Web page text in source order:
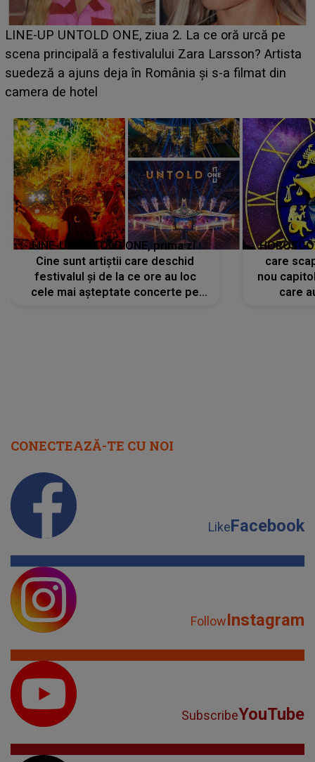
Ce a dezvăluit noua concurentă din "Casa Iubirii" l-a
luat prin surprindere pe Emanuel. CINE ESTE
BĂIATUL VIZAT de Alexandra?! Aflându-se în fața
faptului împlinit, A RECUNOSCUT IMEDIAT: "Am
LINE-UP UNTOLD ONE, prima zi.
Cine sunt artiștii care deschid
festivalul și de la ce ore au loc
cele mai așteptate concerte pe
care
nou
care
CONECTEAZĂ-TE CU NOI
LikeFacebook
FollowInstagram
SubscribeYouTube